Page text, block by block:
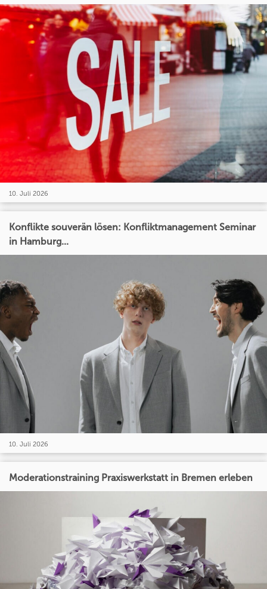
10. Juli 2026
Konflikte souverän lösen: Konfliktmanagement Seminar
in Hamburg...
10. Juli 2026
Moderationstraining Praxiswerkstatt in Bremen erleben